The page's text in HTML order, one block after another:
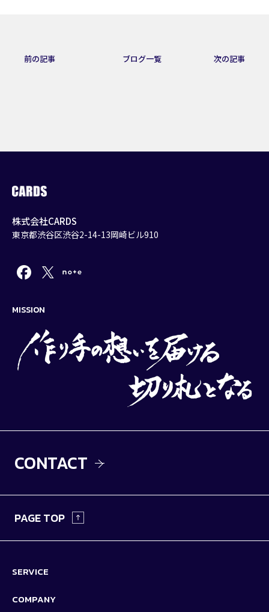
前の記事 ブログ一覧 次の記事
株式会社CARDS
東京都渋谷区渋谷2-14-13岡崎ビル910
MISSION
CONTACT
PAGE TOP
SERVICE
COMPANY